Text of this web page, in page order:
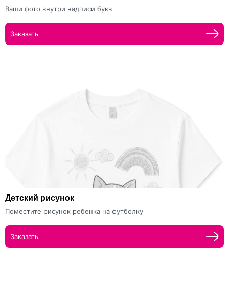
Ваши фото внутри надписи букв
Заказать
Детский рисунок
Поместите рисунок ребенка на футболку
Заказать